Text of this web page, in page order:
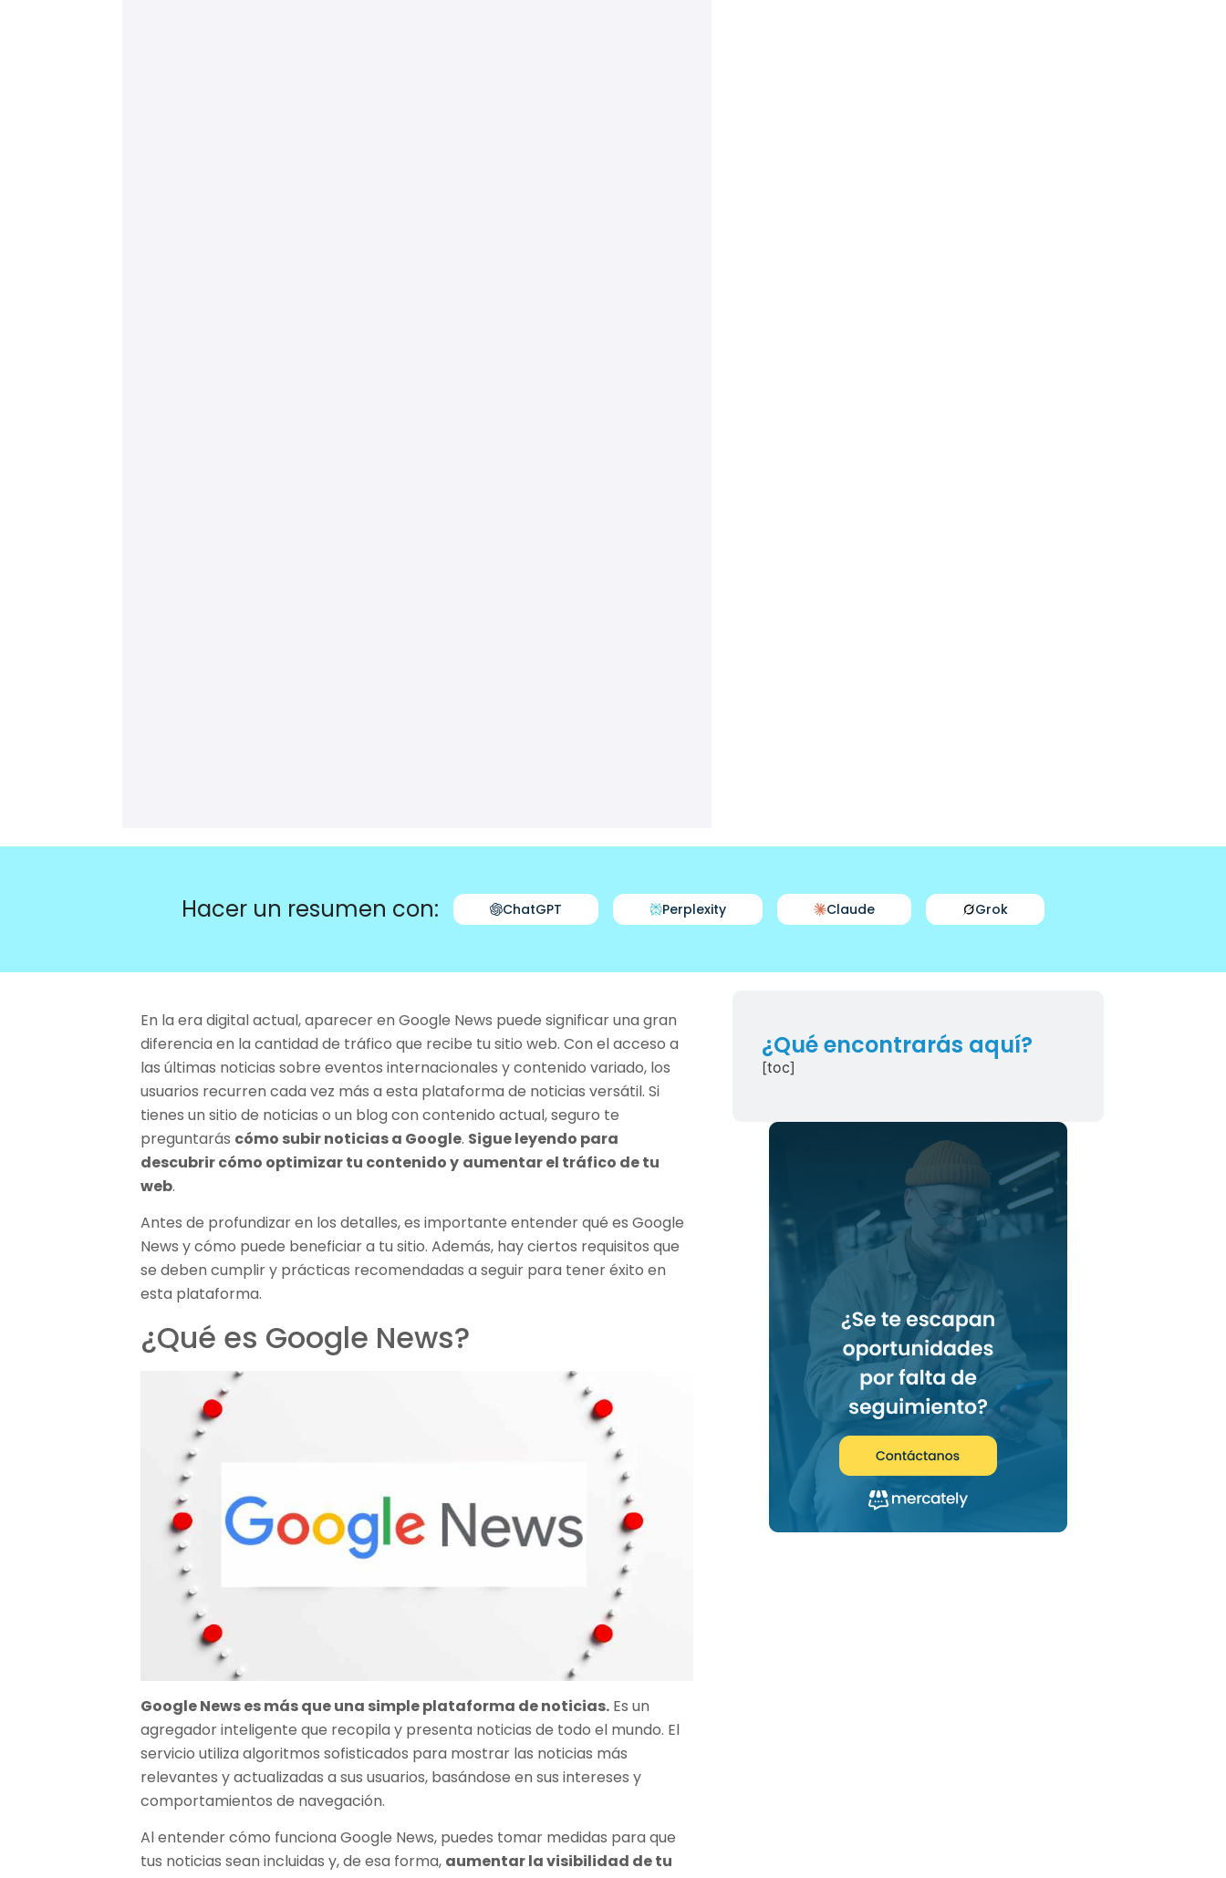
Hacer un resumen con: ChatGPT Perplexity Claude Grok
En la era digital actual, aparecer en Google News puede significar una gran
diferencia en la cantidad de tráfico que recibe tu sitio web. Con el acceso a
las últimas noticias sobre eventos internacionales y contenido variado, los
usuarios recurren cada vez más a esta plataforma de noticias versátil. Si
tienes un sitio de noticias o un blog con contenido actual, seguro te
preguntarás cómo subir noticias a Google. Sigue leyendo para
descubrir cómo optimizar tu contenido y aumentar el tráfico de tu
web.
Antes de profundizar en los detalles, es importante entender qué es Google
News y cómo puede beneficiar a tu sitio. Además, hay ciertos requisitos que
se deben cumplir y prácticas recomendadas a seguir para tener éxito en
esta plataforma.
¿Qué es Google News?
Google News es más que una simple plataforma de noticias. Es un
agregador inteligente que recopila y presenta noticias de todo el mundo. El
servicio utiliza algoritmos sofisticados para mostrar las noticias más
relevantes y actualizadas a sus usuarios, basándose en sus intereses y
comportamientos de navegación.
Al entender cómo funciona Google News, puedes tomar medidas para que
tus noticias sean incluidas y, de esa forma, aumentar la visibilidad de tu
¿Qué encontrarás aquí?
[toc]